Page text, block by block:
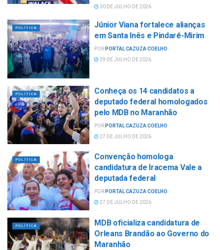
30 DE JULHO DE 2026
POLÍTICA
Júnior Viana fortalece alianças
em Santa Inês e Pindaré-Mirim
POR PORTAL CAZUZA COELHO
29 DE JULHO DE 2026
POLÍTICA
Conheça os 14 candidatos a
deputado federal homologados
pelo MDB no Maranhão
POR PORTAL CAZUZA COELHO
27 DE JULHO DE 2026
POLÍTICA
Convenção homologa
candidatura de Iracema Vale a
deputada federal
POR PORTAL CAZUZA COELHO
27 DE JULHO DE 2026
POLÍTICA
MDB oficializa candidatura de
Orleans Brandão ao Governo do
Maranhão